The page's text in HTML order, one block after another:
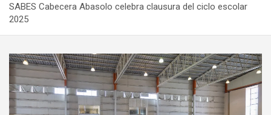
SABES Cabecera Abasolo celebra clausura del ciclo escolar
2025